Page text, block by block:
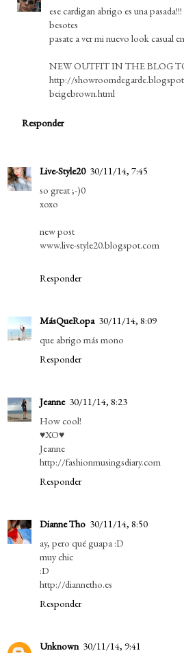
ese cardigan abrigo es una pasada!!!
besotes
pasate a ver mi nuevo look casual
NEW OUTFIT IN THE BLOG
http://
beigebrown.html
Responder
Live-Style20 30/11/14, 7:45
so great ;-)0
xoxo
new post
www.live-style20.blogspot.com
Responder
MásQueRopa 30/11/14, 8:09
que abrigo más mono
Responder
Jeanne 30/11/14, 8:23
How cool!
♥XO♥
Jeanne
http://fashionmusingsdiary.com
Responder
Dianne Tho 30/11/14, 8:50
ay, pero qué guapa :D
muy chic
:D
http://diannetho.es
Responder
Unknown 30/11/14, 9:41